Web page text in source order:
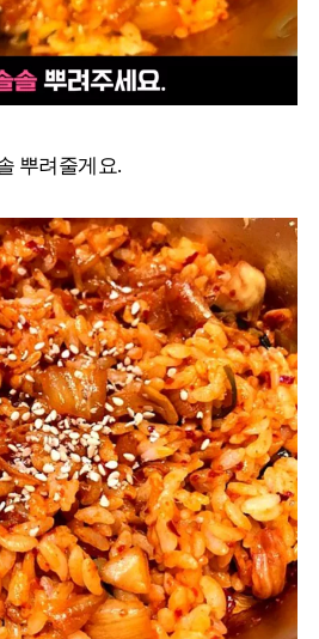
뿌려줄게요.